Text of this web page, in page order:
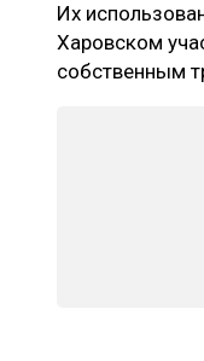
Их
Харовском
собственным